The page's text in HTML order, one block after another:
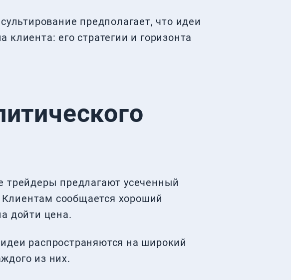
предполагает, что идеи
клиента: его стратегии и горизонта
предлагают усеченный
сообщается хороший
дойти цена.
распространяются на широкий
из них.